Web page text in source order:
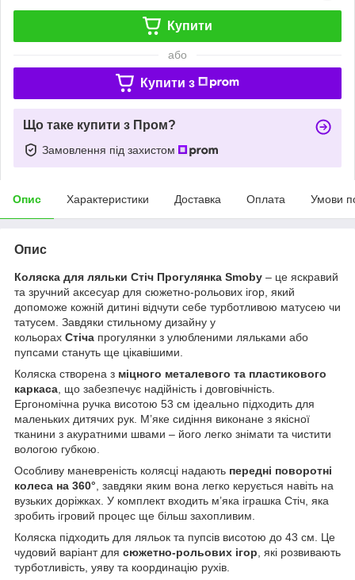
Купити
або
Купити з
Що таке купити з Пром?
Замовлення під захистом
Опис Характеристики Доставка Оплата Умови
Опис
Коляска для ляльки Стіч Прогулянка Smoby – це яскравий
та зручний аксесуар для сюжетно-рольових ігор, який
допоможе кожній дитині відчути себе турботливою матусею чи
татусем. Завдяки стильному дизайну у
кольорах Стіча прогулянки з улюбленими ляльками або
пупсами стануть ще цікавішими.
Коляска створена з міцного металевого та пластикового
каркаса , що забезпечує надійність і довговічність.
Ергономічна ручка висотою 53 см ідеально підходить для
маленьких дитячих рук. М’яке сидіння виконане з якісної
тканини з акуратними швами – його легко знімати та чистити
вологою губкою.
Особливу маневреність колясці надають передні поворотні
колеса на 360° , завдяки яким вона легко керується навіть на
вузьких доріжках. У комплект входить м’яка іграшка Стіч, яка
зробить ігровий процес ще більш захопливим.
Коляска підходить для ляльок та пупсів висотою до 43 см. Це
чудовий варіант для сюжетно-рольових ігор , які розвивають
турботливість, уяву та координацію рухів.